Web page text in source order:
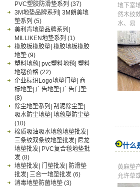
PVC塑胶防滑垫系列 (37)
3M地垫品牌系列| 3M朗美地
垫系列 (5)
美利肯地垫品牌系列|
MILLIKEN地垫系列 (1)
橡胶板橡胶垫| 橡胶地板橡胶
地垫 (9)
塑料地毯| pvc塑料地毯| 塑料
地毯价格 (22)
企业标识Logo地垫门垫| 商
标地垫| 广告地垫| 广告门垫
(8)
除尘地垫系列| 刮泥除尘垫|
吸水防尘地垫| 地毯型防尘垫
(10)
棉质吸油吸水地毯地垫批发|
三条纹双条纹地垫批发| 尼龙
地垫批发| PVC复合毯地垫批
发 (8)
地垫批发| 门垫批发| 防滑垫
批发| 三合一地垫批发 (6)
消毒地垫防菌地垫 (3)
地下室
然木纹
水、易
什么
黄麻垫
允许草